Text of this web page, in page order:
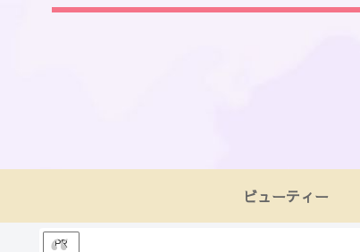
ビューティー
PR